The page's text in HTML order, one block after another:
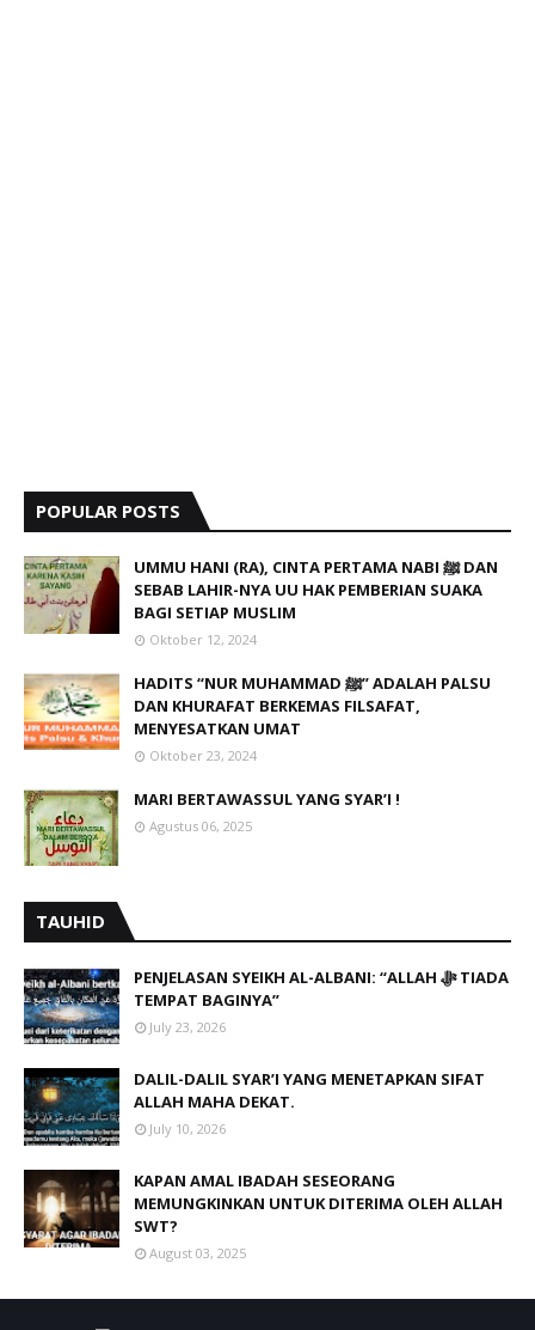
POPULAR POSTS
UMMU HANI (RA), CINTA PERTAMA NABI ﷺ DAN
SEBAB LAHIR-NYA UU HAK PEMBERIAN SUAKA
BAGI SETIAP MUSLIM
Oktober 12, 2024
HADITS “NUR MUHAMMAD ﷺ” ADALAH PALSU
DAN KHURAFAT BERKEMAS FILSAFAT,
MENYESATKAN UMAT
Oktober 23, 2024
MARI BERTAWASSUL YANG SYAR’I !
Agustus 06, 2025
TAUHID
PENJELASAN SYEIKH AL-ALBANI: “ALLAH ﷻ TIADA
TEMPAT BAGINYA”
July 23, 2026
DALIL-DALIL SYAR’I YANG MENETAPKAN SIFAT
ALLAH MAHA DEKAT.
July 10, 2026
KAPAN AMAL IBADAH SESEORANG
MEMUNGKINKAN UNTUK DITERIMA OLEH ALLAH
SWT?
August 03, 2025